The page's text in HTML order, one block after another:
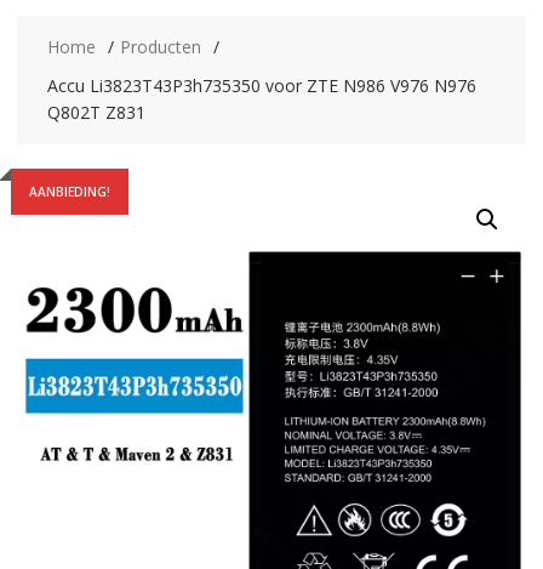
Home
Producten
Accu Li3823T43P3h735350 voor ZTE N986 V976 N976
Q802T Z831
AANBIEDING!